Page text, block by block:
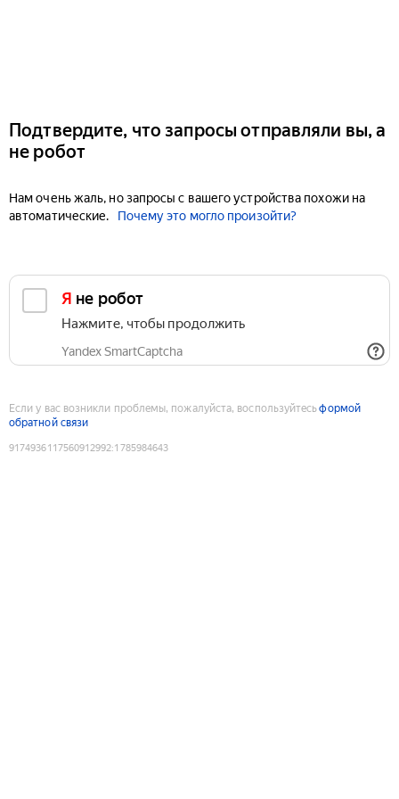
Подтвердите, что запросы отправляли вы, а
не робот
Нам очень жаль, но запросы с вашего устройства похожи на
автоматические.
Почему это могло произойти?
Я не робот
Нажмите, чтобы продолжить
Yandex SmartCaptcha
Если у вас возникли проблемы, пожалуйста, воспользуйтесьформой
обратной связи
9174936117560912992:1785984643